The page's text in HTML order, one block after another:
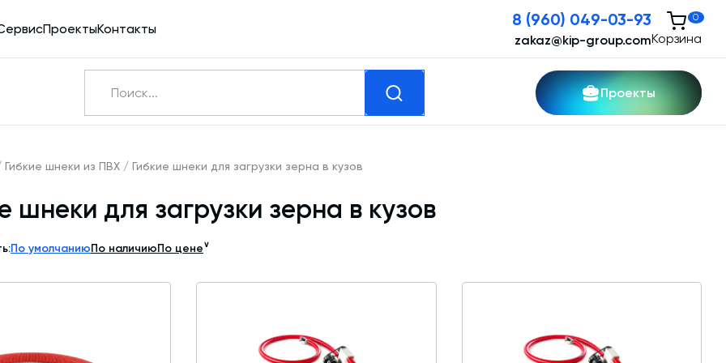
ПроектыКонтакты 8 (960) 049-03-93
zakaz@kip-group.comКорзина
0
Ничего не найдено
Проекты
Бетоносмесители
Шнековые транспортеры для цемента
Экспертные услуги
Модернизация и техническое
Доставка, шеф-монтаж и пуско-наладка и
Гибкие шнеки из ПВХ / Гибкие шнеки для загрузки зерна в кузов
шнеки для загрузки зерна в кузов
По умолчаниюПо наличиюПо цене∨